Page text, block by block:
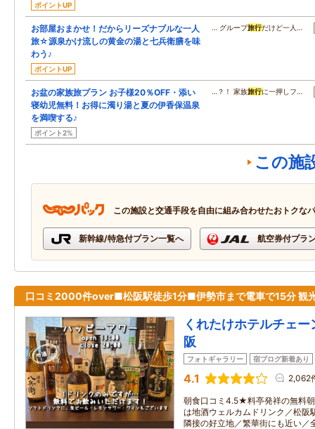
ポイントUP
お部屋おまかせ！だからリーズナブルな一人
旅☆源泉かけ流しの黄金の湯と七兵衛膳を味
わう♪
ポイントUP
… グループ旅行だけど一人…
お盆の家族旅プラン お子様20％OFF・添い
寝幼児無料！お得に濁り湯と夏の伊香保温泉
を満喫する♪
ポイント2%
…？！ 家族旅行に一押しフ…
この施
この施設と交通手段を自由に組み合わせたおトクな
新幹線/特急付プラン一覧へ 航空券付プラ
口コミ2000件over■松阪駅徒歩1分■伊勢市まで電車で15分 観
くれたけホテルチェ
阪
フォトギャラリー 宿ブログ新着あり
4.1 2,062
朝食口コミ4.5★料亭発祥の無料
は地酒ウェルカムドリンク／松阪
隣接の好立地／繁華街にも近い／